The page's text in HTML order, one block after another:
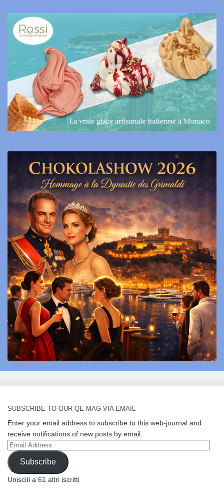
SUBSCRIBE TO OUR QE MAG VIA EMAIL
Enter your email address to subscribe to this web-journal and
receive notifications of new posts by email.
Email
Address
Subscribe
Unisciti a 61 altri iscritti